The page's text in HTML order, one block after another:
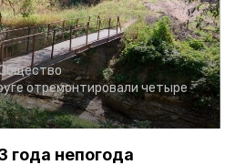
отремонтировали четыре
года непогода